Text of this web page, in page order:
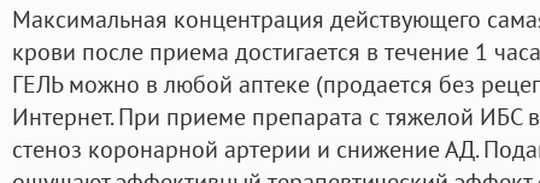
Максимальная концентрация действующего
крови после приема достигается в течение 1
ГЕЛЬ можно в любой аптеке (продается без
Интернет. При приеме препарата с тяжелой ИБС
стеноз коронарной артерии и снижение АД.